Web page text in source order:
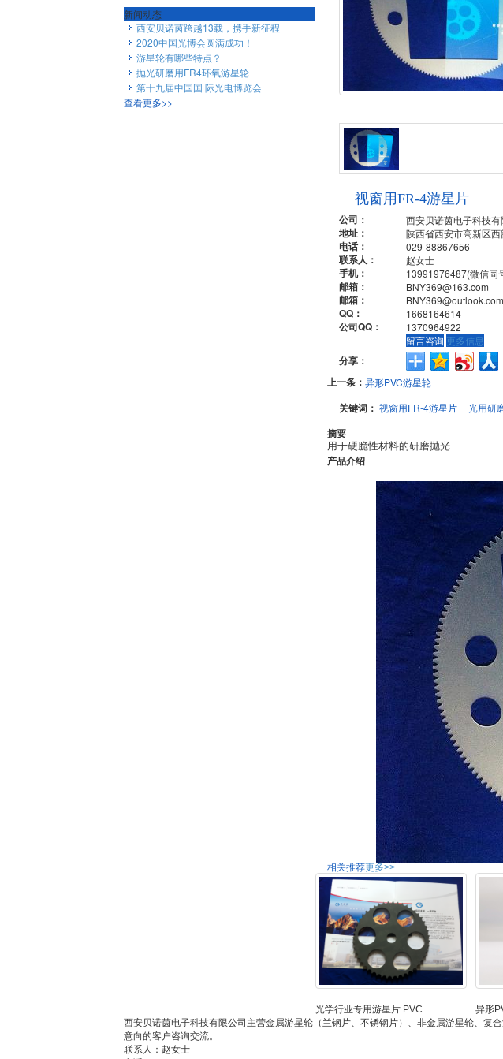
视窗用FR-4游星片
公司： 西安贝诺茵电子科技有
地址： 陕西省西安市高新区
电话： 029-88867656
联系人： 赵女士
手机： 13991976487(微信同
邮箱： BNY369@163.com
邮箱： BNY369@outlook.com
QQ： 1668164614
公司QQ：
1370964922
留言咨询 更多信息
分享：
上一条： 异形PVC游星轮
关键词： 视窗用FR-4游星片 光用研
摘要
用于硬脆性材料的研磨抛光
产品介绍
相关推荐更多>>
光学行业专用游星片 PVC 异形
新闻动态
 西安贝诺茵跨越13载，携手新征程
 2020中国光博会圆满成功！
 游星轮有哪些特点？
 抛光研磨用FR4环氧游星轮
 第十九届中国国 际光电博览会
查看更多>>
西安贝诺茵电子科技有限公司主营金属游星轮（兰钢片、不锈钢片）、非金属游星轮、复
意向的客户咨询交流。
联系人：赵女士